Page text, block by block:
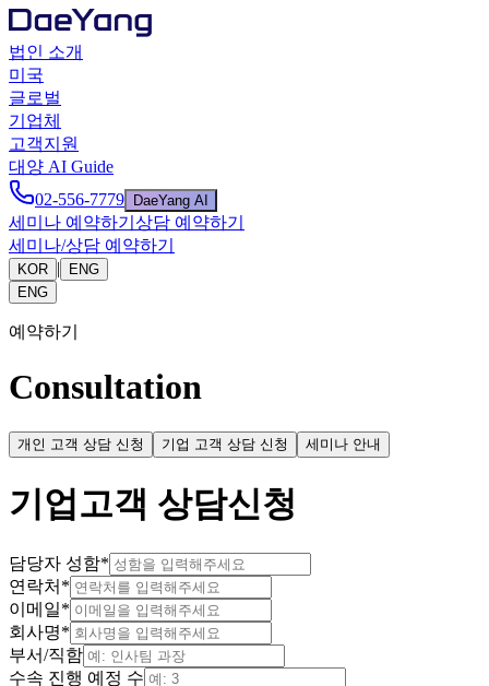
법인 소개
미국
글로벌
기업체
고객지원
대양 AI Guide
02-556-7779
DaeYang AI
세미나 예약하기 상담 예약하기
세미나/상담 예약하기
KOR |
ENG
ENG
예약하기
Consultation
개인 고객 상담 신청 기업 고객 상담 신청 세미나 안내
기업고객 상담신청
담당자 성함*
연락처 *
이메일*
회사명*
부서/직함
수속 진행 예정 수